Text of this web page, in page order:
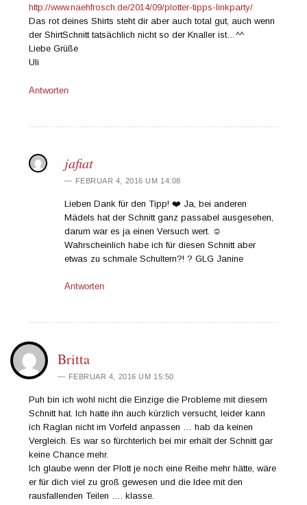
http://www.naehfrosch.de/2014/09/plotter-tipps-linkparty/
Das rot deines Shirts steht dir aber auch total gut, auch wenn
der ShirtSchnitt tatsächlich nicht so der Knaller ist…^^
Liebe Grüße
Uli
Antworten
jafiat
FEBRUAR 4, 2016 UM 14:08
Lieben Dank für den Tipp! ❤️ Ja, bei anderen
Mädels hat der Schnitt ganz passabel ausgesehen,
darum war es ja einen Versuch wert. ☺️
Wahrscheinlich habe ich für diesen Schnitt aber
etwas zu schmale Schultern?! ? GLG Janine
Antworten
Britta
FEBRUAR 4, 2016 UM 15:50
Puh bin ich wohl nicht die Einzige die Probleme mit diesem
Schnitt hat. Ich hatte ihn auch kürzlich versucht, leider kann
ich Raglan nicht im Vorfeld anpassen … hab da keinen
Vergleich. Es war so fürchterlich bei mir erhält der Schnitt gar
keine Chance mehr.
Ich glaube wenn der Plott je noch eine Reihe mehr hätte, wäre
er für dich viel zu groß gewesen und die Idee mit den
rausfallenden Teilen …. klasse.